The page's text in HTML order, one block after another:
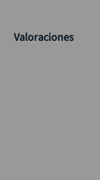
Valoraciones